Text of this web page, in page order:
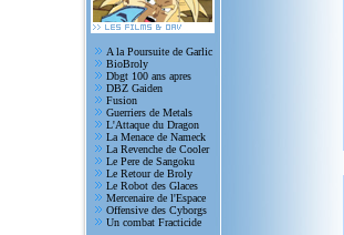
A la Poursuite de Garlic
BioBroly
Dbgt 100 ans apres
DBZ Gaiden
Fusion
Guerriers de Metals
L'Attaque du Dragon
La Menace de Nameck
La Revenche de Cooler
Le Pere de Sangoku
Le Retour de Broly
Le Robot des Glaces
Mercenaire de l'Espace
Offensive des Cyborgs
Un combat Fracticide